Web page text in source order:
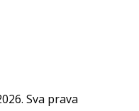
Sva prava